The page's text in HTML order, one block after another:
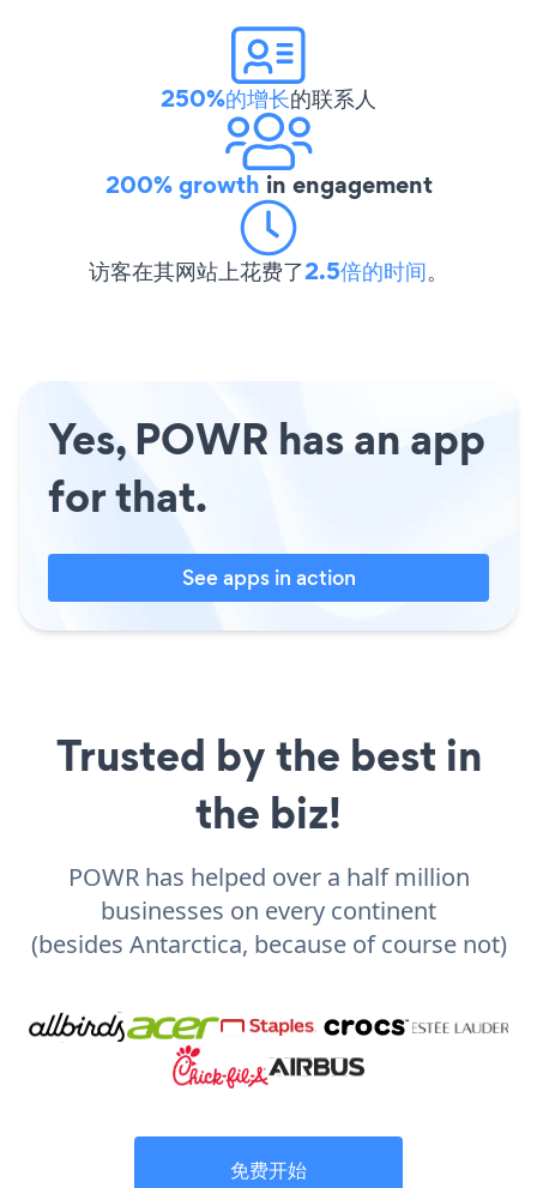
250%的增长的联系人
200% growth in engagement
访客在其网站上花费了2.5倍的时间。
Yes, POWR has an app
for that.
See apps in action
Trusted by the best in
the biz!
POWR has helped over a half million
businesses on every continent
(besides Antarctica, because of course not)
免费开始